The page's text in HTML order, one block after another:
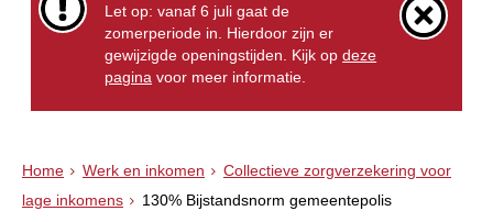
Let op: vanaf 6 juli gaat de
zomerperiode in. Hierdoor zijn er
gewijzigde openingstijden. Kijk opdeze
pagina voor meer informatie.
Home Werk en inkomen
Collectieve zorgverzekering voor
lage inkomens
130% Bijstandsnorm gemeentepolis